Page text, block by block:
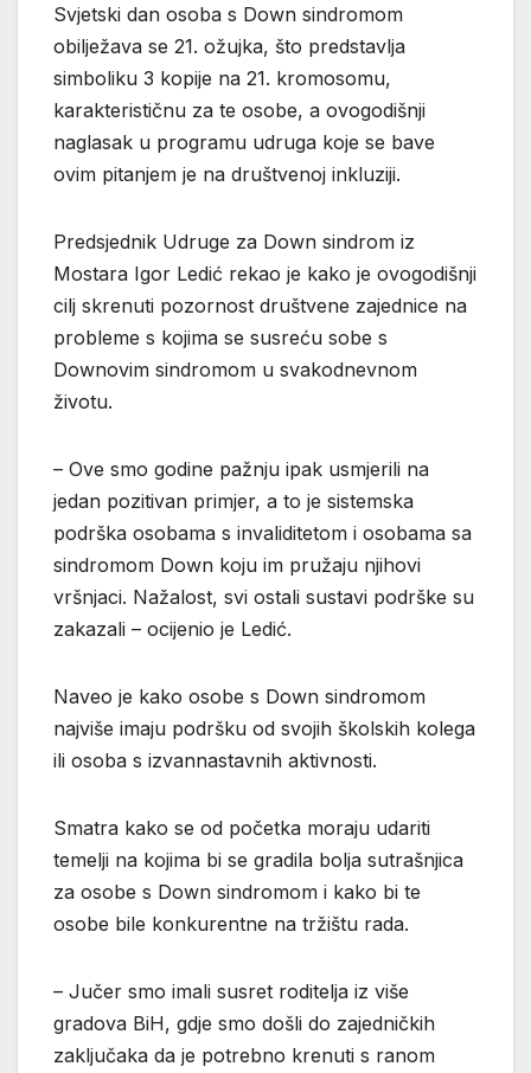
Svjetski dan osoba s Down sindromom
obilježava se 21. ožujka, što predstavlja
simboliku 3 kopije na 21. kromosomu,
karakterističnu za te osobe, a ovogodišnji
naglasak u programu udruga koje se bave
ovim pitanjem je na društvenoj inkluziji.
Predsjednik Udruge za Down sindrom iz
Mostara Igor Ledić rekao je kako je ovogodišnji
cilj skrenuti pozornost društvene zajednice na
probleme s kojima se susreću sobe s
Downovim sindromom u svakodnevnom
životu.
– Ove smo godine pažnju ipak usmjerili na
jedan pozitivan primjer, a to je sistemska
podrška osobama s invaliditetom i osobama sa
sindromom Down koju im pružaju njihovi
vršnjaci. Nažalost, svi ostali sustavi podrške su
zakazali – ocijenio je Ledić.
Naveo je kako osobe s Down sindromom
najviše imaju podršku od svojih školskih kolega
ili osoba s izvannastavnih aktivnosti.
Smatra kako se od početka moraju udariti
temelji na kojima bi se gradila bolja sutrašnjica
za osobe s Down sindromom i kako bi te
osobe bile konkurentne na tržištu rada.
– Jučer smo imali susret roditelja iz više
gradova BiH, gdje smo došli do zajedničkih
zaključaka da je potrebno krenuti s ranom